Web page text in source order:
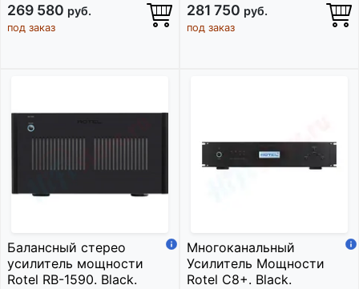
269 580 руб.
под заказ
281 750 руб.
под заказ
Балансный стерео
усилитель мощности
Rotel RB-1590. Black.
Многоканальный
Усилитель Мощности
Rotel C8+. Black.